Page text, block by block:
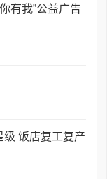
有我”公益广告
饭店复工复产